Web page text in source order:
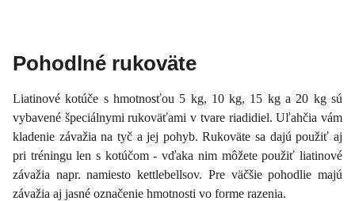
Pohodlné rukoväte
Liatinové kotúče s hmotnosťou 5 kg, 10 kg, 15 kg a 20 kg sú
vybavené špeciálnymi rukoväťami v tvare riadidiel. Uľahčia vám
kladenie závažia na tyč a jej pohyb. Rukoväte sa dajú použiť aj
pri tréningu len s kotúčom - vďaka nim môžete použiť liatinové
závažia napr. namiesto kettlebellsov. Pre väčšie pohodlie majú
závažia aj jasné označenie hmotnosti vo forme razenia.